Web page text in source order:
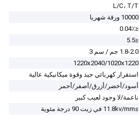
L/C، T/T
10000 ورقة شهريا
≤0.04٪
≤5.5
1.8-2.0 جم / سم 3
1220x2040/1020x1220
استقرار كهربائي جيد وقوة ميكانيكية عالية
أسود/أخضر/أزرق/أصفر/أحمر
ناعمة/لا وجود لعيب كبير
≥11.8kv/mm في زيت 90 درجة مئوية